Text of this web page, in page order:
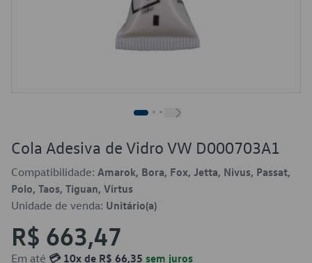
Cola Adesiva de Vidro VW D000703A1
Compatibilidade: Amarok, Bora, Fox, Jetta, Nivus, Passat,
Polo, Taos, Tiguan, Virtus
Unidade de venda: Unitário(a)
R$ 663,47
Em até 💳 10x de R$ 66,35 sem juros